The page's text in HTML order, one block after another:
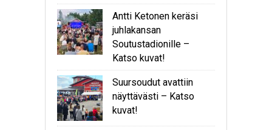
Antti Ketonen keräsi
juhlakansan
Soutustadionille –
Katso kuvat!
Suursoudut avattiin
näyttävästi – Katso
kuvat!